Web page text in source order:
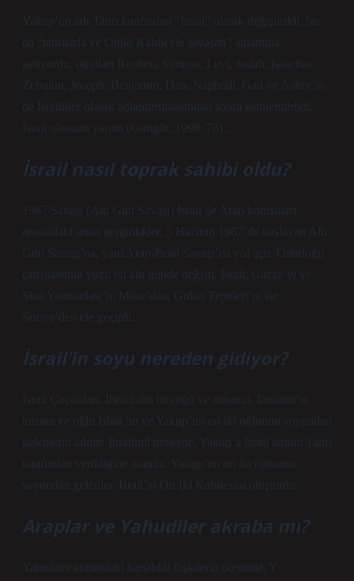
Yakup’un adı Tanrı tarafından “İsrail” olarak değiştirildi, bu
da “tanrılarla ve Oniki Kabileyle savaşan” anlamına
geliyordu, oğulları Reuben, Simeon, Levi, Judah, Issachar,
Zebulun, Joseph, Benjamin, Dan, Naphtali, Gad ve Asher’in
de İsrailliler olarak adlandırılmasından sonra isimlendirildi.
İsrail ulusunu yarattı (Güngör, 1998: 78)…
İsrail nasıl toprak sahibi oldu?
1967 Savaşı (Altı Gün Savaşı) İsrail ile Arap komşuları
arasındaki artan gerginlikler, 5 Haziran 1967’de başlayan Altı
Gün Savaşı’na, yani Arap-İsrail Savaşı’na yol açtı. Ortadoğu
çatışmasının yüzü bu altı günde değişti. İsrail, Gazze’yi ve
Sina Yarımadası’nı Mısır’dan, Golan Tepeleri’ni ise
Suriye’den ele geçirdi.
İsrail’in soyu nereden gidiyor?
İsrail Çocukları, İbrani din büyüğü ve atasının, İbrahim’in
torunu ve oğlu İshak’ın ve Yakup’un on iki oğlunun soyundan
gelenlerin adıdır. İbrahimî dinlerde, Yakup’a İsrail adının Tanrı
tarafından verildiğine inanılır. Yakup’un on iki oğlunun
soyundan gelenler, İsrail’in On İki Kabilesini oluşturdu.
Araplar ve Yahudiler akraba mı?
Yahudiler arasındaki karşılıklı ilişkilerin ötesinde, Y